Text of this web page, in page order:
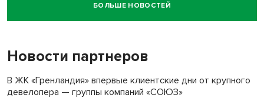
Новосибирский суд наказал водителя за смерть
пенсионерки на вокзале
«Мы живём на пастбище!»: в новосибирском селе лошади
терроризируют жителей
БОЛЬШЕ НОВОСТЕЙ
Новости партнеров
В ЖК «Гренландия» впервые клиентские дни от крупного
девелопера — группы компаний «СОЮЗ»